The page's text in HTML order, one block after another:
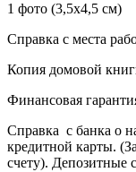
1 фото (3,5х4,5 см)
Справка с места
Копия домовой
Финансовая
Справка с банка о
кредитной карты.
счету). Депозитные